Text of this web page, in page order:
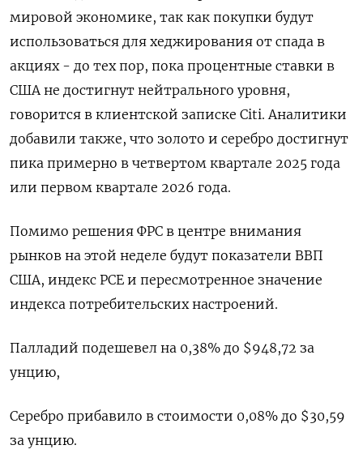
мировой экономике, так как покупки будут
использоваться для хеджирования от спада в
акциях - до тех пор, пока процентные ставки в
США не достигнут нейтрального уровня,
говорится в клиентской записке Citi. Аналитики
добавили также, что золото и серебро достигнут
пика примерно в четвертом квартале 2025 года
или первом квартале 2026 года.
Помимо решения ФРС в центре внимания
рынков на этой неделе будут показатели ВВП
США, индекс PCE и пересмотренное значение
индекса потребительских настроений.
Палладий подешевел на 0,38% до $948,72​​ за
унцию,
Cеребро прибавило в стоимости 0,08% до $30,59​
за унцию.